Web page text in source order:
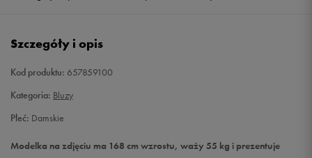
Szczegóły i opis
Kod produktu: 657859100
Kategoria: Bluzy
Płeć: Damskie
Modelka na zdjęciu ma 168 cm wzrostu, waży 55 kg i prezentuje